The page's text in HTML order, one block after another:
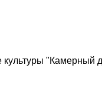
культуры